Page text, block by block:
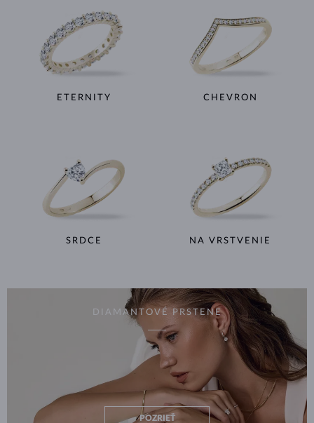
ETERNITY CHEVRON
SRDCE NA VRSTVENIE
DIAMANTOVÉ PRSTENE
POZRIEŤ